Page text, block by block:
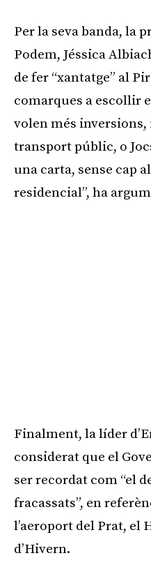
Per la seva banda, la
Podem, Jéssica
de fer “xantatge” al
comarques a escollir
volen més
transport públic, o
una carta, sense cap
residencial”, ha
Finalment, la líder
considerat que el
ser recordat com “el
fracassats”, en
l’aeroport del Prat, el
d’Hivern.